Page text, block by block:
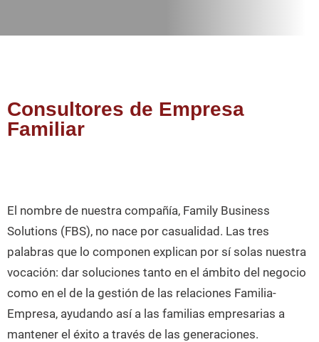
Consultores de Empresa
Familiar
El nombre de nuestra compañía, Family Business
Solutions (FBS), no nace por casualidad. Las tres
palabras que lo componen explican por sí solas nuestra
vocación: dar soluciones tanto en el ámbito del negocio
como en el de la gestión de las relaciones Familia-
Empresa, ayudando así a las familias empresarias a
mantener el éxito a través de las generaciones.